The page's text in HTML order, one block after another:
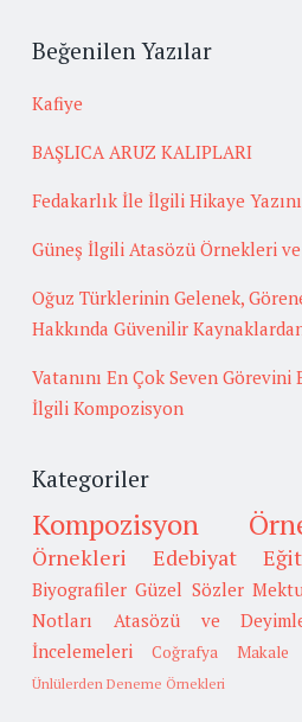
Beğenilen Yazılar
Kafiye
BAŞLICA ARUZ KALIPLARI
Fedakarlık İle İlgili Hikaye
Güneş İlgili Atasözü Örnekleri
Oğuz Türklerinin Gelenek,
Hakkında Güvenilir
Vatanını En Çok Seven Görevini
İlgili Kompozisyon
Kategoriler
Kompozisyon
Örnekleri
Edebiyat
Biyografiler Güzel Sözler
Notları
Atasözü ve
İncelemeleri
Coğrafya Makale
Ünlülerden Deneme Örnekleri